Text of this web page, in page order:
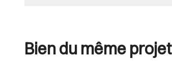
Bien du même projet